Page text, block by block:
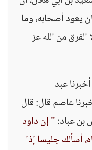
يعود أصحابه، وما
من الله عز
أخبرنا عبد
عاصم قال: قال
بن عباد:" إن داود
أسألك جليسا إذا